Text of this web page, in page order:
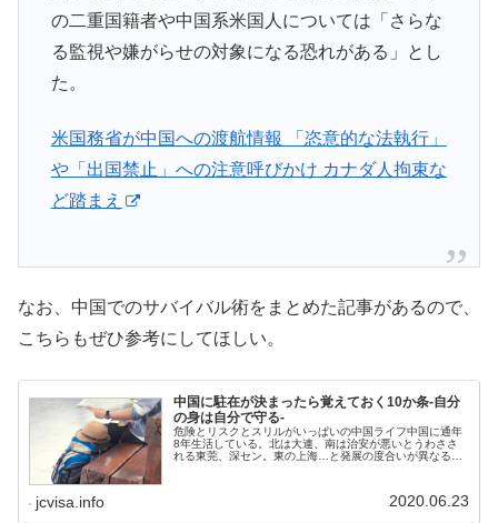
の二重国籍者や中国系米国人については「さらな
る監視や嫌がらせの対象になる恐れがある」とし
た。
米国務省が中国への渡航情報 「恣意的な法執行」
や「出国禁止」への注意呼びかけ カナダ人拘束な
ど踏まえ
なお、中国でのサバイバル術をまとめた記事があるので、
こちらもぜひ参考にしてほしい。
中国に駐在が決まったら覚えておく10か条-自分
の身は自分で守る-
危険とリスクとスリルがいっぱいの中国ライフ中国に通年
8年生活している。北は大連、南は治安が悪いとうわささ
れる東莞、深セン。東の上海…と発展の度合いが異なるそ
jcvisa.info 2020.06.23